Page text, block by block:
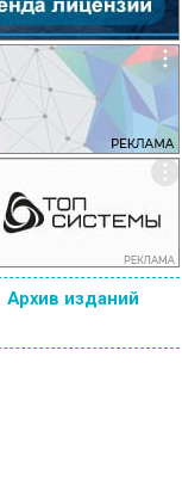
Архив изданий